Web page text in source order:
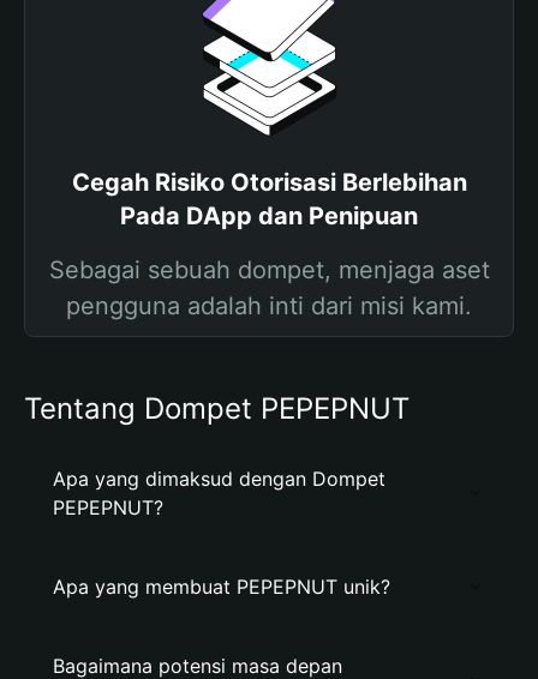
Cegah Risiko Otorisasi Berlebihan
Pada DApp dan Penipuan
Sebagai sebuah dompet, menjaga aset
pengguna adalah inti dari misi kami.
Tentang Dompet PEPEPNUT
Apa yang dimaksud dengan Dompet
PEPEPNUT?
Apa yang membuat PEPEPNUT unik?
Bagaimana potensi masa depan